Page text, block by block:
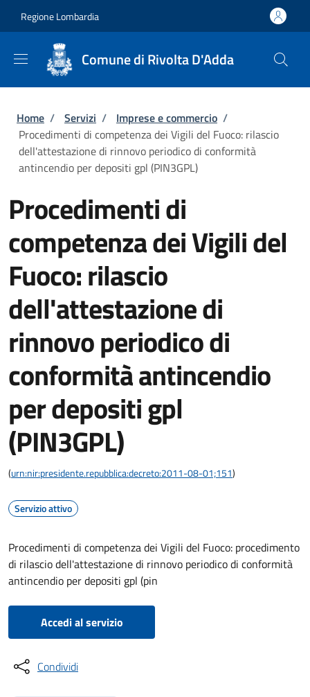
Regione Lombardia
Comune di Rivolta D'Adda
Briciole di pane
Home / Servizi / Imprese e commercio /
Procedimenti di competenza dei Vigili del Fuoco: rilascio
dell'attestazione di rinnovo periodico di conformità
antincendio per depositi gpl (PIN3GPL)
Procedimenti di
competenza dei Vigili del
Fuoco: rilascio
dell'attestazione di
rinnovo periodico di
conformità antincendio
per depositi gpl
(PIN3GPL)
(urn:nir:presidente.repubblica:decreto:2011-08-01;151)
Servizio attivo
Procedimenti di competenza dei Vigili del Fuoco: procedimento
di rilascio dell'attestazione di rinnovo periodico di conformità
antincendio per depositi gpl (pin
Accedi al servizio
Condividi